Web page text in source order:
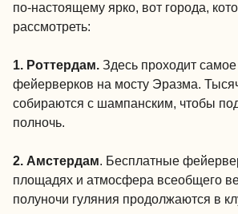
по-настоящему ярко, вот города,
рассмотреть:
1. Роттердам. Здесь проходит
фейерверков на мосту Эразма.
собираются с шампанским, чтобы
полночь.
2. Амстердам. Бесплатные
площадях и атмосфера всеобщего
полуночи гуляния продолжаются в